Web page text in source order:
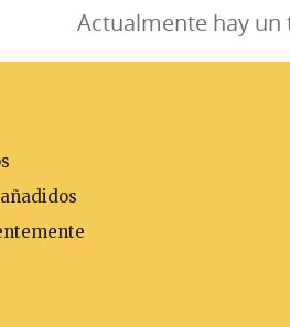
Actualmente hay un